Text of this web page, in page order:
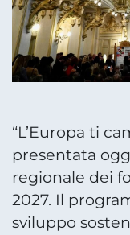
“L’Europa ti
presentata
regionale dei
2027. Il
sviluppo